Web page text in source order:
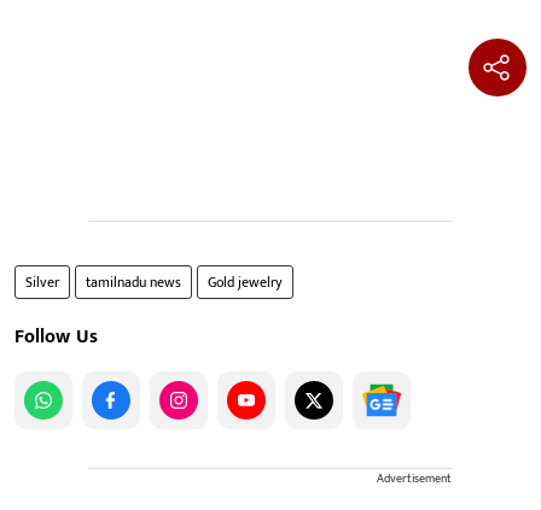
Silver tamilnadu news Gold jewelry
Follow Us
Advertisement